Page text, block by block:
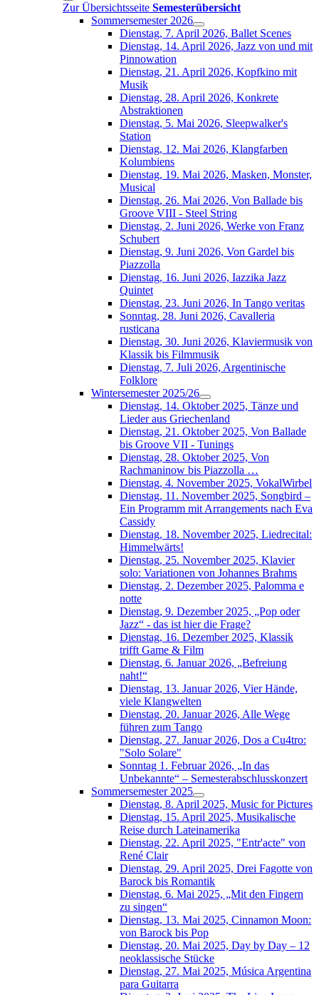
Zur Übersichtsseite Semesterübersicht
Sommersemester 2026
Dienstag, 7. April 2026, Ballet Scenes
Dienstag, 14. April 2026, Jazz von und mit
Pinnowation
Dienstag, 21. April 2026, Kopfkino mit
Musik
Dienstag, 28. April 2026, Konkrete
Abstraktionen
Dienstag, 5. Mai 2026, Sleepwalker's
Station
Dienstag, 12. Mai 2026, Klangfarben
Kolumbiens
Dienstag, 19. Mai 2026, Masken, Monster,
Musical
Dienstag, 26. Mai 2026, Von Ballade bis
Groove VIII - Steel String
Dienstag, 2. Juni 2026, Werke von Franz
Schubert
Dienstag, 9. Juni 2026, Von Gardel bis
Piazzolla
Dienstag, 16. Juni 2026, Iazzika Jazz
Quintet
Dienstag, 23. Juni 2026, In Tango veritas
Sonntag, 28. Juni 2026, Cavalleria
rusticana
Dienstag, 30. Juni 2026, Klaviermusik von
Klassik bis Filmmusik
Dienstag, 7. Juli 2026, Argentinische
Folklore
Wintersemester 2025/26
Dienstag, 14. Oktober 2025, Tänze und
Lieder aus Griechenland
Dienstag, 21. Oktober 2025, Von Ballade
bis Groove VII - Tunings
Dienstag, 28. Oktober 2025, Von
Rachmaninow bis Piazzolla …
Dienstag, 4. November 2025, VokalWirbel
Dienstag, 11. November 2025, Songbird –
Ein Programm mit Arrangements nach Eva
Cassidy
Dienstag, 18. November 2025, Liedrecital:
Himmelwärts!
Dienstag, 25. November 2025, Klavier
solo: Variationen von Johannes Brahms
Dienstag, 2. Dezember 2025, Palomma e
notte
Dienstag, 9. Dezember 2025, „Pop oder
Jazz“ - das ist hier die Frage?
Dienstag, 16. Dezember 2025, Klassik
trifft Game & Film
Dienstag, 6. Januar 2026, „Befreiung
naht!“
Dienstag, 13. Januar 2026, Vier Hände,
viele Klangwelten
Dienstag, 20. Januar 2026, Alle Wege
führen zum Tango
Dienstag, 27. Januar 2026, Dos a Cu4tro:
"Solo Solare"
Sonntag 1. Februar 2026, „In das
Unbekannte“ – Semesterabschlusskonzert
Sommersemester 2025
Dienstag, 8. April 2025, Music for Pictures
Dienstag, 15. April 2025, Musikalische
Reise durch Lateinamerika
Dienstag, 22. April 2025, "Entr'acte" von
René Clair
Dienstag, 29. April 2025, Drei Fagotte von
Barock bis Romantik
Dienstag, 6. Mai 2025, „Mit den Fingern
zu singen“
Dienstag, 13. Mai 2025, Cinnamon Moon:
von Barock bis Pop
Dienstag, 20. Mai 2025, Day by Day – 12
neoklassische Stücke
Dienstag, 27. Mai 2025, Música Argentina
para Guitarra